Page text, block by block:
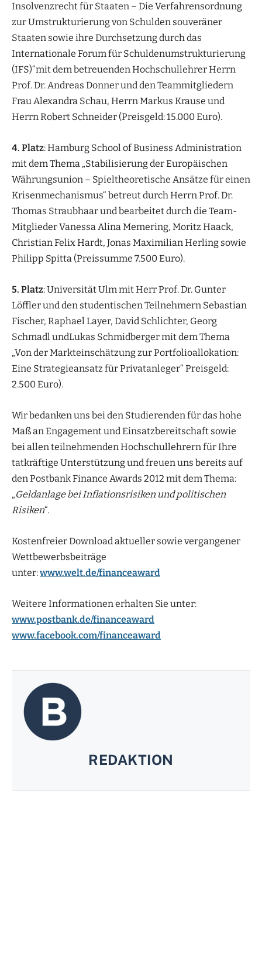
Insolvenzrecht für Staaten – Die Verfahrensordnung
zur Umstrukturierung von Schulden souveräner
Staaten sowie ihre Durchsetzung durch das
Internationale Forum für Schuldenumstrukturierung
(IFS)“mit dem betreuenden Hochschullehrer Herrn
Prof. Dr. Andreas Donner und den Teammitgliedern
Frau Alexandra Schau, Herrn Markus Krause und
Herrn Robert Schneider (Preisgeld: 15.000 Euro).
4. Platz: Hamburg School of Business Administration
mit dem Thema „Stabilisierung der Europäischen
Währungsunion – Spieltheoretische Ansätze für einen
Krisenmechanismus“ betreut durch Herrn Prof. Dr.
Thomas Straubhaar und bearbeitet durch die Team-
Mitglieder Vanessa Alina Memering, Moritz Haack,
Christian Felix Hardt, Jonas Maximilian Herling sowie
Philipp Spitta (Preissumme 7.500 Euro).
5. Platz: Universität Ulm mit Herr Prof. Dr. Gunter
Löffler und den studentischen Teilnehmern Sebastian
Fischer, Raphael Layer, David Schlichter, Georg
Schmadl undLukas Schmidberger mit dem Thema
„Von der Markteinschätzung zur Portfolioallokation:
Eine Strategieansatz für Privatanleger“ Preisgeld:
2.500 Euro).
Wir bedanken uns bei den Studierenden für das hohe
Maß an Engagement und Einsatzbereitschaft sowie
bei allen teilnehmenden Hochschullehrern für Ihre
tatkräftige Unterstützung und freuen uns bereits auf
den Postbank Finance Awards 2012 mit dem Thema:
„Geldanlage bei Inflationsrisiken und politischen
Risiken“.
Kostenfreier Download aktueller sowie vergangener
Wettbewerbsbeiträge
unter:www.welt.de/financeaward
Weitere Informationen erhalten Sie unter:
www.postbank.de/financeaward
www.facebook.com/financeaward
REDAKTION